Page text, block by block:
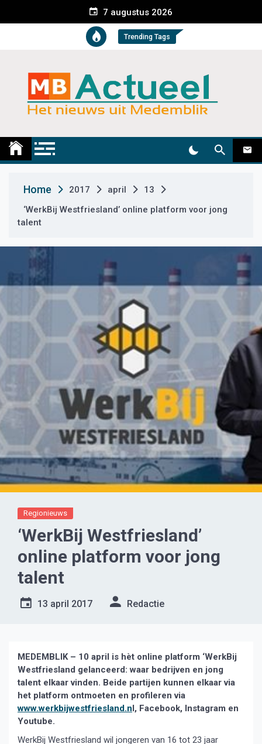
e
t
7 augustus 2026
Trending Tags
Medemblik Actueel
Home 2017 april
13
‘WerkBij Westfriesland’ online platform voor jong
talent
Regionieuws
‘WerkBij Westfriesland’
online platform voor jong
talent
13 april 2017 Redactie
MEDEMBLIK – 10 april is hèt online platform ‘WerkBij
Westfriesland gelanceerd: waar bedrijven en jong
talent elkaar vinden. Beide partijen kunnen elkaar via
het platform ontmoeten en profileren via
www.werkbijwestfriesland.nl, Facebook, Instagram en
Youtube.
WerkBij Westfriesland wil jongeren van 16 tot 23 jaar